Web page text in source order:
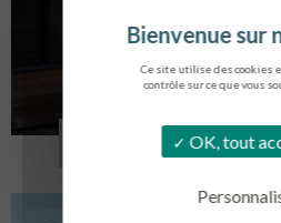
Ce site utilise des cookies
contrôle sur ce que vous
OK, tout
LYCÉE ALBERT SOREL